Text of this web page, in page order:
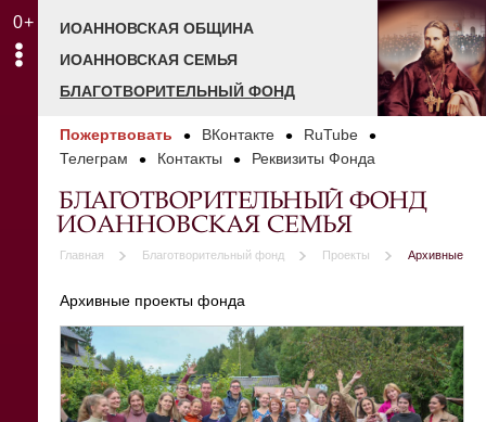
0+
ИОАННОВСКАЯ ОБЩИНА
ИОАННОВСКАЯ СЕМЬЯ
БЛАГОТВОРИТЕЛЬНЫЙ ФОНД
Пожертвовать ВКонтакте
RuTube
Телеграм
Контакты Реквизиты Фонда
БЛАГОТВОРИТЕЛЬНЫЙ ФОНД
ИОАННОВСКАЯ СЕМЬЯ
Главная Благотворительный фонд Проекты Архивные
Архивные проекты фонда